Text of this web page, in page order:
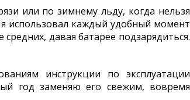
или по зимнему льду, когда нельзя
использовал каждый удобный момент
давая батарее подзарядиться.
инструкции по эксплуатации
год заменяю его свежим, вовремя